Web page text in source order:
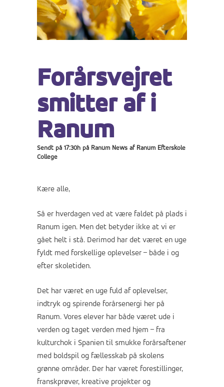
Forårsvejret
smitter af i
Ranum
Sendt på 17:30h på Ranum News af Ranum Efterskole
College
Kære alle,
Så er hverdagen ved at være faldet på plads i
Ranum igen. Men det betyder ikke at vi er
gået helt i stå. Derimod har det været en uge
fyldt med forskellige oplevelser – både i og
efter skoletiden.
Det har været en uge fuld af oplevelser,
indtryk og spirende forårsenergi her på
Ranum. Vores elever har både været ude i
verden og taget verden med hjem – fra
kulturchok i Spanien til smukke forårsaftener
med boldspil og fællesskab på skolens
grønne områder. Der har været forestillinger,
franskprøver, kreative projekter og